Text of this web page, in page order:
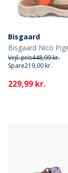
Bisgaard
Vejl. pris448,99 kr.
Spare219,00 kr.
Current
229,99 kr.